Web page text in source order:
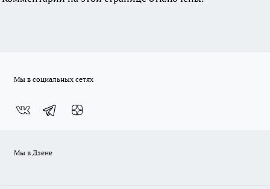
Мы в социальных сетях
Мы в Дзене